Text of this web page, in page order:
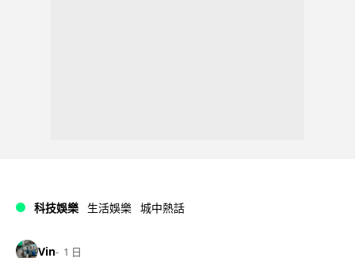
科技娛樂 生活娛樂 城中熱話
Vin 1 日